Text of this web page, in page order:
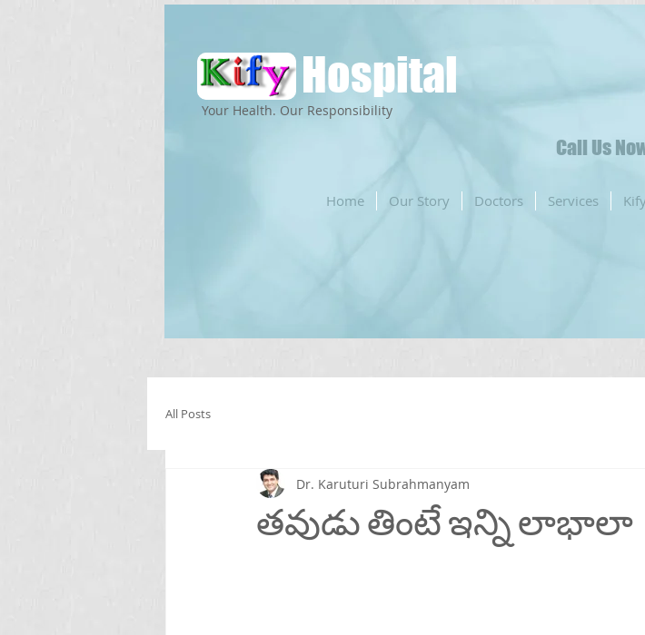
Hospital
Call Us
Home Our Story Doctors Services
Your Health. Our Responsibility
All Posts
తవుడు తింటే ఇన్ని లాభాలా
Dr. Karuturi Subrahmanyam